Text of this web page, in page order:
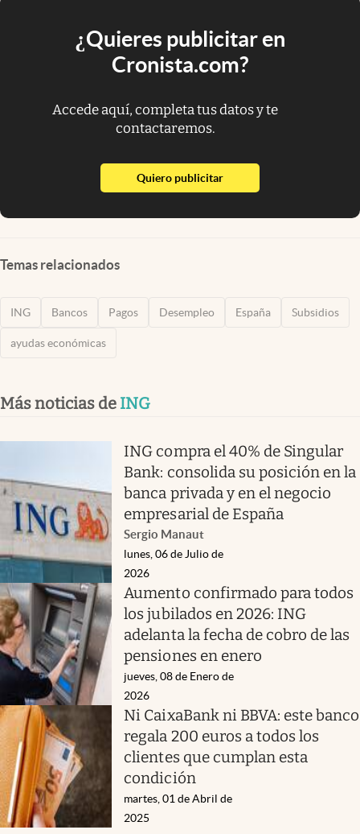
¿Quieres publicitar en
Cronista.com?
Accede aquí, completa tus datos y te
contactaremos.
Quiero publicitarabre en nueva pestaña
Temas relacionados
ING Bancos Pagos Desempleo España Subsidios
ayudas económicas
Más noticias de ING
ING compra el 40% de Singular
Bank: consolida su posición en la
banca privada y en el negocio
empresarial de España
Sergio Manaut
lunes, 06 de Julio de
2026
Aumento confirmado para todos
los jubilados en 2026: ING
adelanta la fecha de cobro de las
pensiones en enero
jueves, 08 de Enero de
2026
Ni CaixaBank ni BBVA: este banco
regala 200 euros a todos los
clientes que cumplan esta
condición
martes, 01 de Abril de
2025